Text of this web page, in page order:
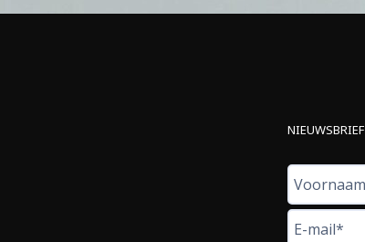
NIEUWSBRIEF